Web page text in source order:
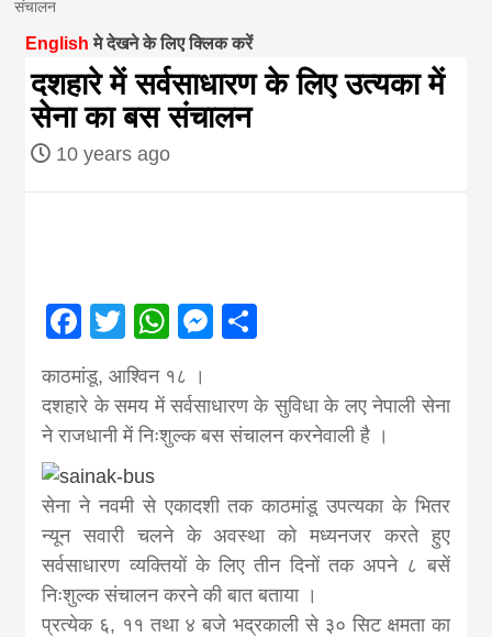
magazine of
Nepal brings
news in hindi
news,
khabar
संचालन
English मे देखने के लिए क्लिक करें
दशहारे में सर्वसाधारण के लिए उत्यका में
सेना का बस संचालन
10 years ago
Facebook
Twitter
WhatsApp
Messenger
काठमांडू, आश्विन १८ ।
दशहारे के समय में सर्वसाधारण के सुविधा के लए नेपाली सेना
ने राजधानी में निःशुल्क बस संचालन करनेवाली है ।
सेना ने नवमी से एकादशी तक काठमांडू उपत्यका के भितर
न्यून सवारी चलने के अवस्था को मध्यनजर करते हुए
सर्वसाधारण व्यक्तियों के लिए तीन दिनों तक अपने ८ बसें
निःशुल्क संचालन करने की बात बताया ।
प्रत्येक ६, ११ तथा ४ बजे भद्रकाली से ३० सिट क्षमता का